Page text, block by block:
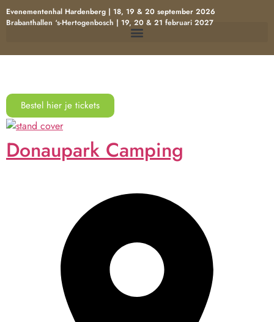
Evenementenhal Hardenberg | 18, 19 & 20 september 2026
Brabanthallen ‘s-Hertogenbosch | 19, 20 & 21 februari 2027
Bestel hier je tickets
Donaupark Camping